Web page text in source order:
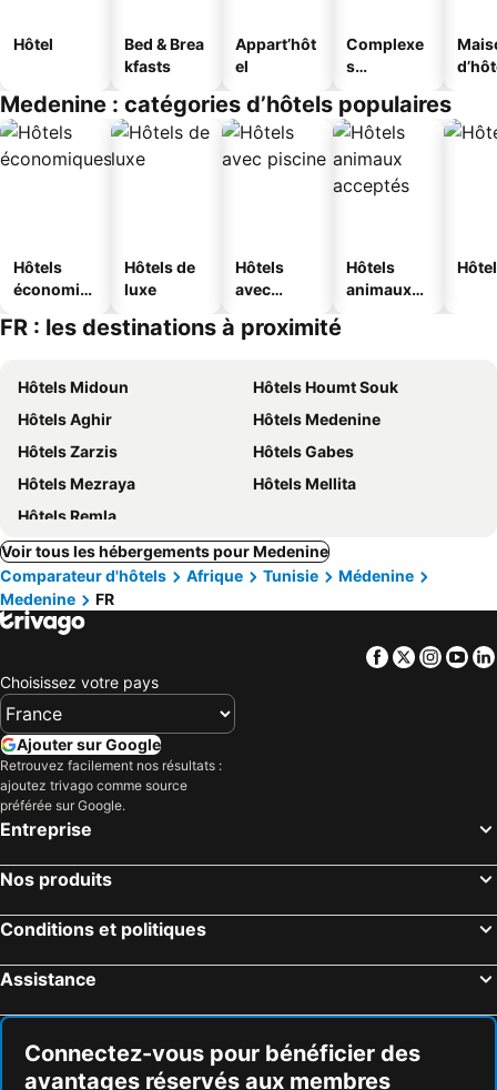
Hôtel
Bed & Brea
kfasts
Appart’hôt
el
Complexe
s
s
Medenine : catégories d’hôtels populaires
Hôtels
économiq
Hôtels de
luxe
Hôtels
avec
Hôtels
animaux
FR : les destinations à proximité
Hôtels Midoun
Hôtels Houmt Souk
Hôtels Aghir
Hôtels Medenine
Hôtels Zarzis
Hôtels Gabes
Hôtels Mezraya
Hôtels Mellita
Hôtels Remla
Voir tous les hébergements pour Medenine
Comparateur d'hôtels
Afrique Tunisie
Médenine
Medenine
FR
Facebook
Twitter
Choisissez votre pays
Ajouter sur Google
Retrouvez facilement nos résultats :
ajoutez trivago comme source
préférée sur Google.
Entreprise
Nos produits
Conditions et politiques
Assistance
Connectez-vous pour bénéficier des
avantages réservés aux membres